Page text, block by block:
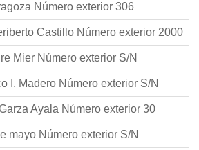
Número exterior 306
Castillo Número exterior 2000
Mier Número exterior S/N
I. Madero Número exterior S/N
Ayala Número exterior 30
mayo Número exterior S/N